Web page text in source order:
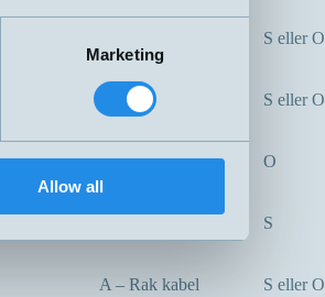
Marketing
Allow all
S eller O
A – Rak kabel S eller O
A – Rak kabel O
S
A – Rak kabel S eller O